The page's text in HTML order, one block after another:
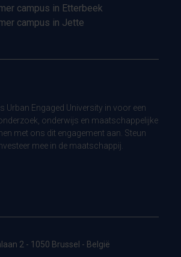
campus in Etterbeek
campus in Jette
Urban Engaged University in voor een
onderwijs en maatschappelijke
met ons dit engagement aan. Steun
mee in de maatschappij.
2 - 1050 Brussel - België